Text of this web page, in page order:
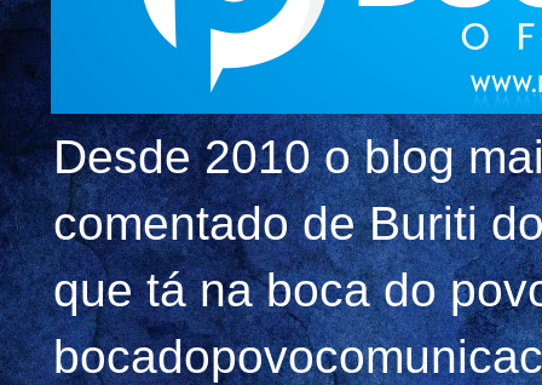
Desde 2010 o blog
comentado de Buriti
que tá na boca do